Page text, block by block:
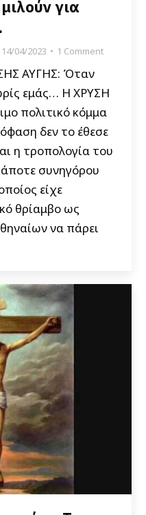
για
14/04/2023 1 Comment
ΑΥΓΗΣ: Όταν
εμάς… Η ΧΡΥΣΗ
πολιτικό κόμμα
δεν το έθεσε
η τροπολογία του
συνηγόρου
είχε
θρίαμβο ως
να πάρει